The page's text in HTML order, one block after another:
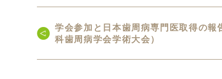
学会参加と日本歯周病専門医取得の
科歯周病学会学術大会）